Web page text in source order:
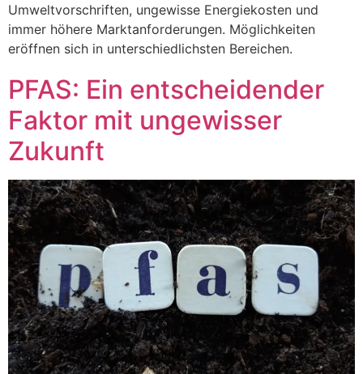
Umweltvorschriften, ungewisse Energiekosten und
immer höhere Marktanforderungen. Möglichkeiten
eröffnen sich in unterschiedlichsten Bereichen.
PFAS: Ein entscheidender
Faktor mit ungewisser
Zukunft